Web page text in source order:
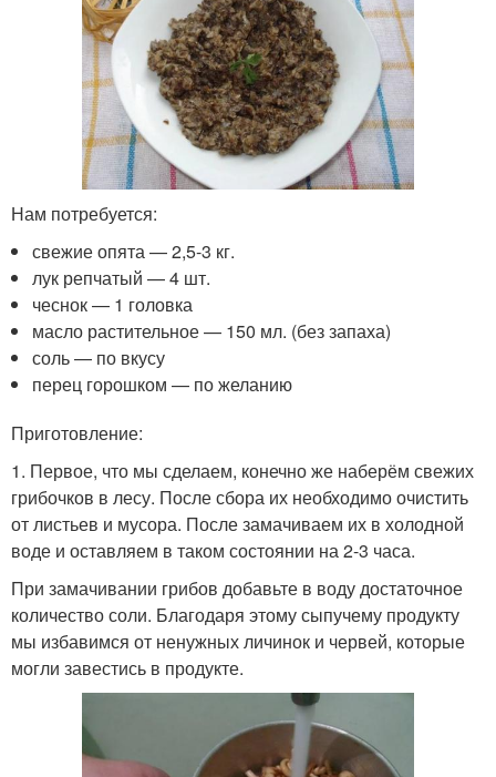
Нам потребуется:
свежие опята — 2,5-3 кг.
лук репчатый — 4 шт.
чеснок — 1 головка
масло растительное — 150 мл. (без запаха)
соль — по вкусу
перец горошком — по желанию
Приготовление:
1. Первое, что мы сделаем, конечно же наберём свежих
грибочков в лесу. После сбора их необходимо очистить
от листьев и мусора. После замачиваем их в холодной
воде и оставляем в таком состоянии на 2-3 часа.
При замачивании грибов добавьте в воду достаточное
количество соли. Благодаря этому сыпучему продукту
мы избавимся от ненужных личинок и червей, которые
могли завестись в продукте.